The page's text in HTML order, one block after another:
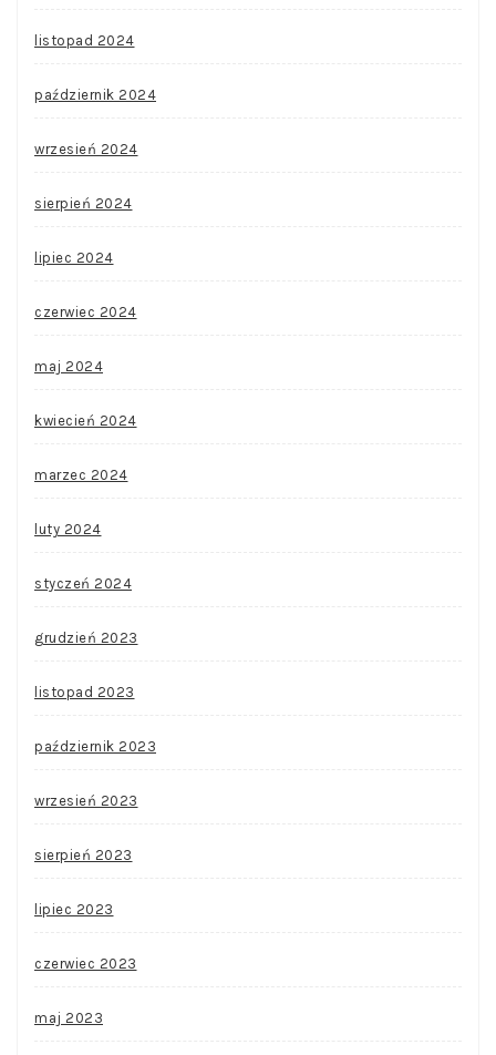
listopad 2024
październik 2024
wrzesień 2024
sierpień 2024
lipiec 2024
czerwiec 2024
maj 2024
kwiecień 2024
marzec 2024
luty 2024
styczeń 2024
grudzień 2023
listopad 2023
październik 2023
wrzesień 2023
sierpień 2023
lipiec 2023
czerwiec 2023
maj 2023